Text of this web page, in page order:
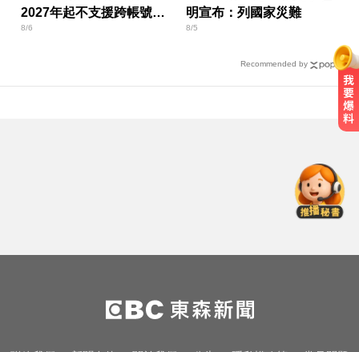
2027年起不支援跨帳號寄
信
8/6
明宣布：列國家災難
8/5
Recommended by
顆粒」醫揭真相
川普嗆伊朗若不開放荷莫茲海峽 將
祭「二戰後最大攻擊」